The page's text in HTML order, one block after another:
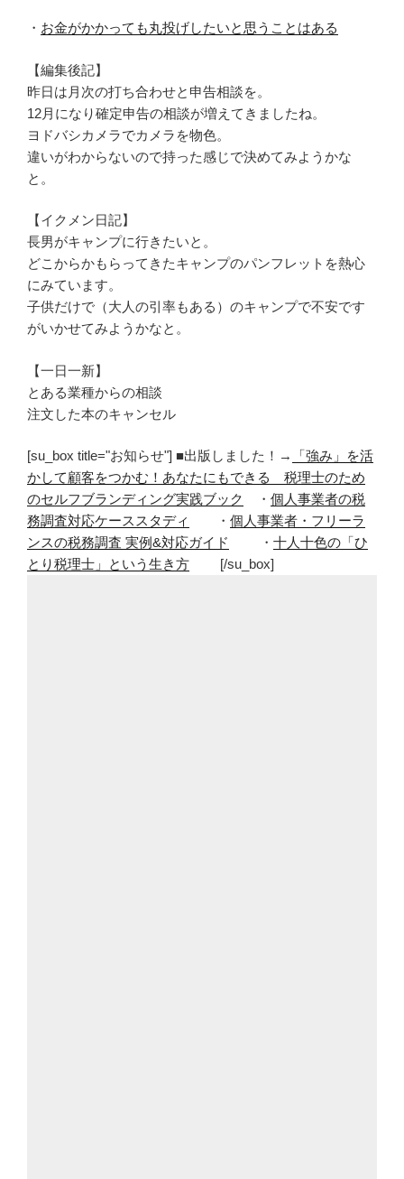
・ お金がかかっても丸投げしたいと思うことはある
【編集後記】
昨日は月次の打ち合わせと申告相談を。
12月になり確定申告の相談が増えてきましたね。
ヨドバシカメラでカメラを物色。
違いがわからないので持った感じで決めてみようかな
と。
【イクメン日記】
長男がキャンプに行きたいと。
どこからかもらってきたキャンプのパンフレットを熱心
にみています。
子供だけで（大人の引率もある）のキャンプで不安です
がいかせてみようかなと。
【一日一新】
とある業種からの相談
注文した本のキャンセル
[su_box title="お知らせ"] ■出版しました！→
「強み」を活
かして顧客をつかむ！あなたにもできる 税理士のため
のセルフブランディング実践ブック
・ 個人事業者の税
務調査対応ケーススタディ
・ 個人事業者・フリーラ
ンスの税務調査 実例&対応ガイド
・ 十人十色の「ひ
とり税理士」という生き方 [/su_box]